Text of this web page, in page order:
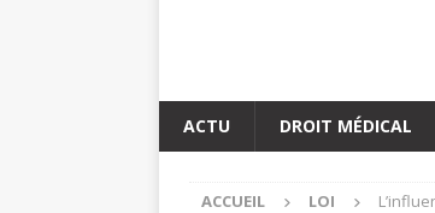
ACTU DROIT MÉDICAL
ACCUEIL LOI